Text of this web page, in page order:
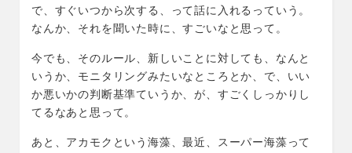
で、すぐいつから次する、って話に入れるっていう。
なんか、それを聞いた時に、すごいなと思って。
今でも、そのルール、新しいことに対しても、なんと
いうか、モニタリングみたいなところとか、で、いい
か悪いかの判断基準ていうか、が、すごくしっかりし
てるなあと思って。
あと、アカモクという海藻、最近、スーパー海藻って